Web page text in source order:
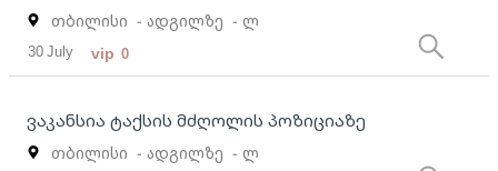
თბილისი - ადგილზე - ლ
30 July vip 0
ვაკანსია ტაქსის მძღოლის პოზიციაზე
თბილისი - ადგილზე - ლ